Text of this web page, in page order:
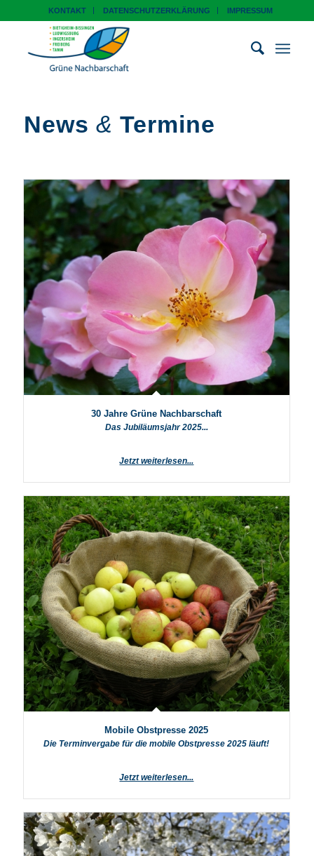
KONTAKT DATENSCHUTZERKLÄRUNG IMPRESSUM
News & Termine
30 Jahre Grüne Nachbarschaft
Das Jubiläumsjahr 2025...
Jetzt weiterlesen...
Mobile Obstpresse 2025
Die Terminvergabe für die mobile Obstpresse 2025 läuft!
Jetzt weiterlesen...